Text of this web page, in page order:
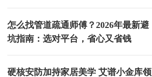
怎么找管道疏通师傅？2026年最新避
坑指南：选对平台，省心又省钱
硬核安防加持家居美学 艾谱小金库领